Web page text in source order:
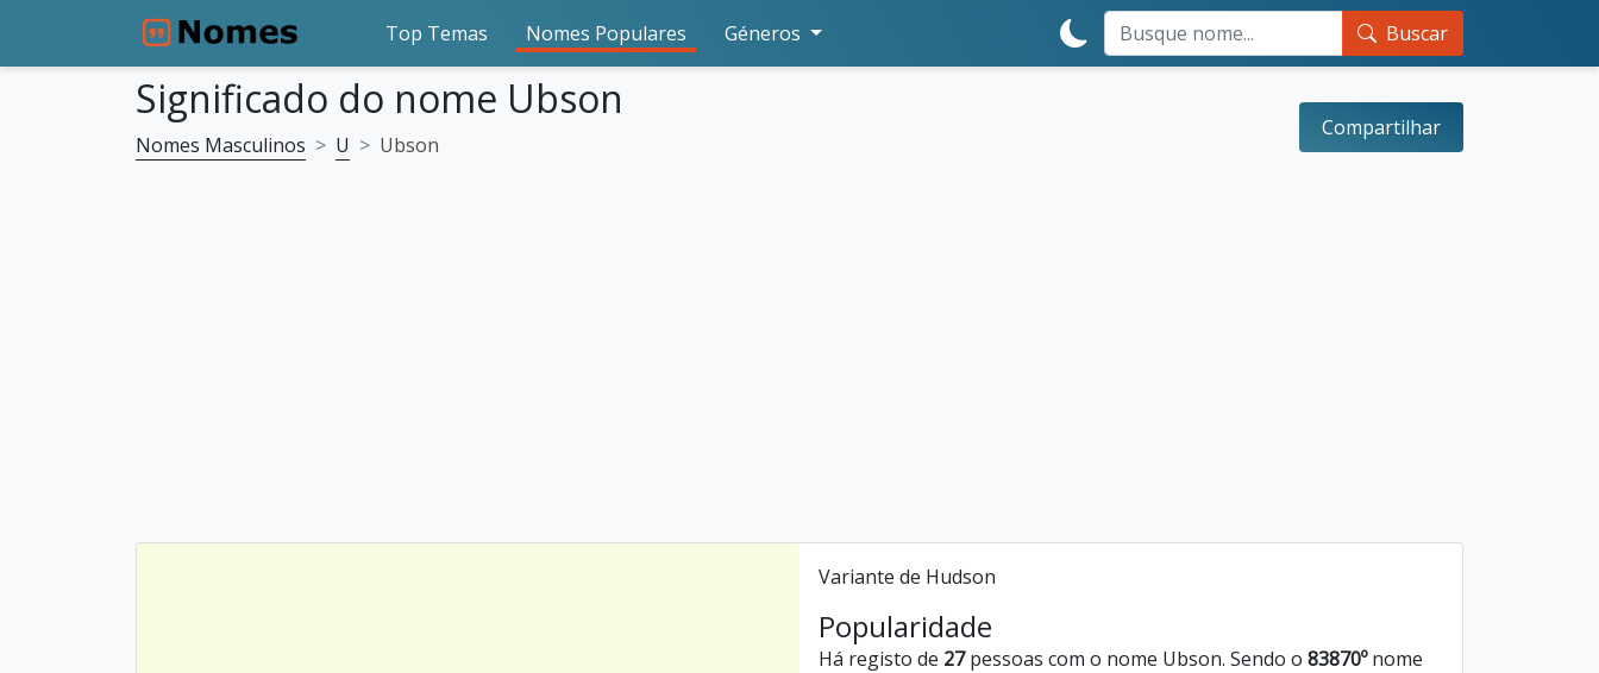
Top Temas Nomes Populares Géneros Buscar
Significado do nome Ubson
Nomes Masculinos U Ubson
Compartilhar
Variante de Hudson
Popularidade
Há registo de 27pessoas com o nome Ubson. Sendo o 83870ºnome